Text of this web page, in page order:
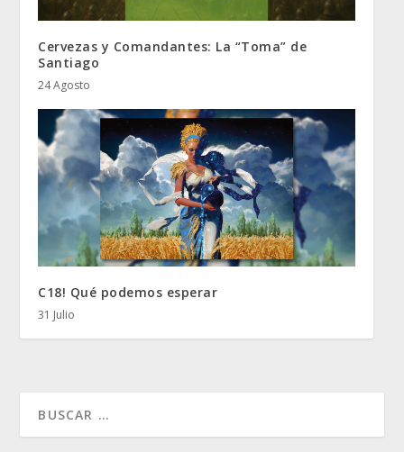
Cervezas y Comandantes: La “Toma” de
Santiago
24 Agosto
C18! Qué podemos esperar
31 Julio